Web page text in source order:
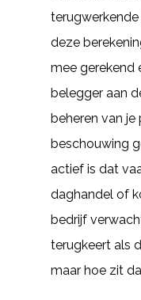
deze
mee gerekend
belegger aan
beheren van
beschouwing
actief is dat
daghandel of
bedrijf
terugkeert als
maar hoe zit